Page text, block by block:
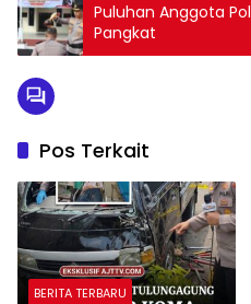
Puluhan Anggota
Pangkat
Pos Terkait
BERITA TERBARU